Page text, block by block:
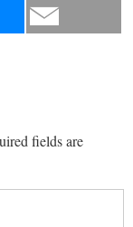
fields are